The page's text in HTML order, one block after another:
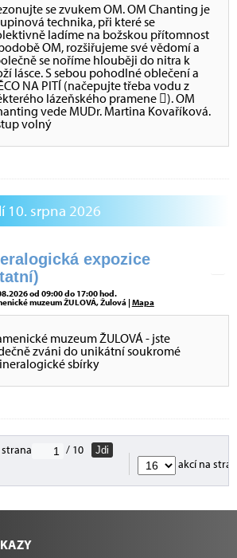
se zvukem OM. OM Chanting je
technika, při které se
ladíme na božskou přítomnost
OM, rozšiřujeme své vědomí a
se noříme hlouběji do nitra k
lásce. S sebou pohodlné oblečení a
NA PITÍ (načepujte třeba vodu z
lázeňského pramene ). OM
vede MUDr. Martina Kovaříková.
volný
10. srpna 2026
expozice
od 09:00 do 17:00 hod.
muzeum ŽULOVÁ, Žulová |Mapa
muzeum ŽULOVÁ - jste
zváni do unikátní soukromé
sbírky
strana / 10
Jdi
akcí na